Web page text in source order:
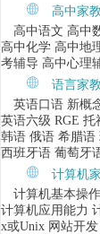
高中家
高中语文 高中
高中化学 高中地
考辅导 高中心理
语言家
英语口语 新概
英语六级 RGE 托
韩语 俄语 希腊语
西班牙语 葡萄牙
计算机
计算机基本操作
计算机应用能力
x或Unix 网站开发